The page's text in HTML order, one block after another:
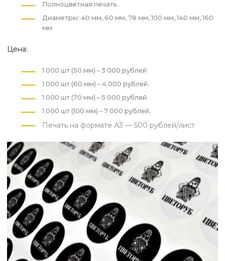
Полноцветная печать.
Диаметры: 40 мм, 60 мм, 78 мм, 100 мм, 140 мм, 160
мм
Цена:
1 000 шт (50 мм) – 3 000 рублей.
1 000 шт (60 мм) – 4 000 рублей.
1 000 шт (70 мм) – 5 000 рублей.
1 000 шт (100 мм) – 7 000 рублей.
Печать на формате А3 — 500 рублей/лист